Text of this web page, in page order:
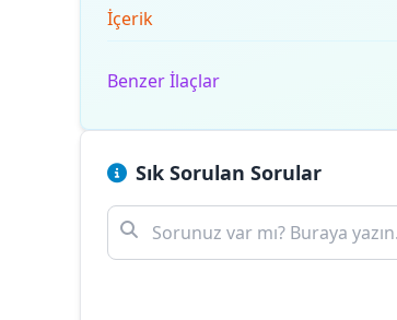
İçerik
Benzer İlaçlar
Sık Sorulan Sorular